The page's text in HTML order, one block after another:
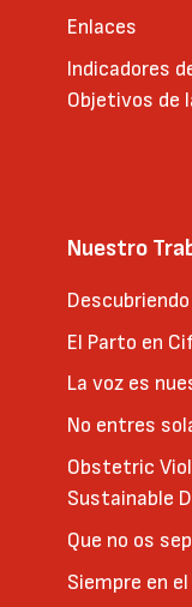
Enlaces
Indicadores
Objetivos de
Nuestro
El Parto en
La voz es
No entres
Obstetric
Sustainable
Que no os
Siempre en